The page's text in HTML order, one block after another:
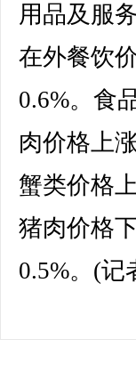
用品及服
在外餐饮
0.6%。食
肉价格上
蟹类价格
猪肉价格
0.5%。(记